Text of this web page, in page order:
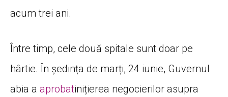
acum trei ani.
Între timp, cele două spitale sunt doar pe
hârtie. În ședința de marți, 24 iunie, Guvernul
abia a aprobatinițierea negocierilor asupra